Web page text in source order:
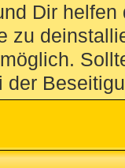
Dir
zu
der